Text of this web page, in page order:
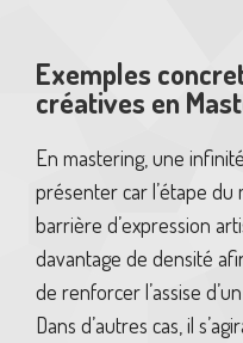
Exemples
créatives en
En mastering, une
présenter car l’étape du
barrière d’expression
davantage de densité
de renforcer l’assise
Dans d’autres cas, il